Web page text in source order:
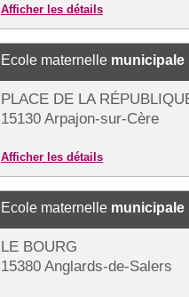
Afficher les détails
Ecole maternelle municipale
PLACE DE LA
15130 Arpajon-sur-Cère
Afficher les détails
Ecole maternelle municipale
LE BOURG
15380 Anglards-de-Salers